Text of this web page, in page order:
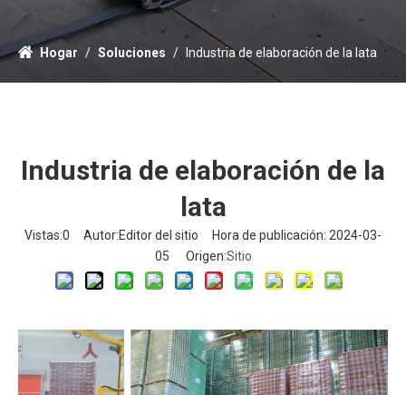
Hogar / Soluciones / Industria de elaboración de la lata
Industria de elaboración de la
lata
Vistas:0 Autor:Editor del sitio Hora de publicación: 2024-03-
05 Origen:Sitio